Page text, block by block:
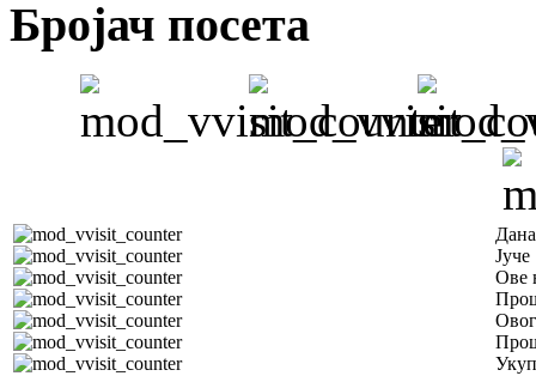
Бројач посета
Јуче
Ове